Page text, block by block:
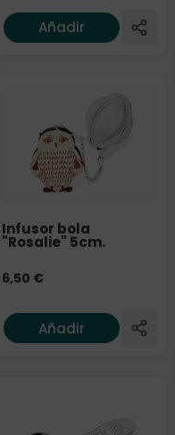
Añadir
Infusor bola
"Rosalie" 5cm.
6,50 €
Añadir